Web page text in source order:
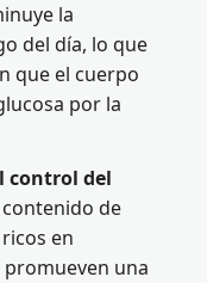
la
del día, lo que
que el cuerpo
por la
control del
de
en
una